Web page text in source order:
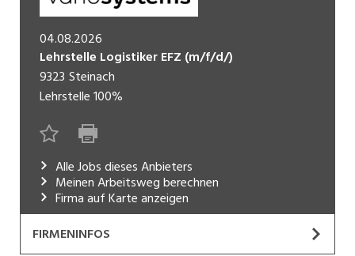
Ferienjob
POSITION
Führungsposition
Management / Kader
Engineering, Technik, Architektur
Finanzen, Controlling, Treuhand, Recht
Gartenbau, Landwirtschaft, Forstwirtschaft
Lebensmittel
Immobilien, Facility Management, Reinigung
Industrie, Maschinenbau, Anlagenbau,
Produktion
Informatik, Telekommunikation
04.08.2026
Lehrstelle Logistiker EFZ (m/f/d/)
9323 Steinach
Lehrstelle100%
Alle Jobs dieses Anbieters
Meinen Arbeitsweg berechnen
Firma auf Karte anzeigen
FIRMENINFOS